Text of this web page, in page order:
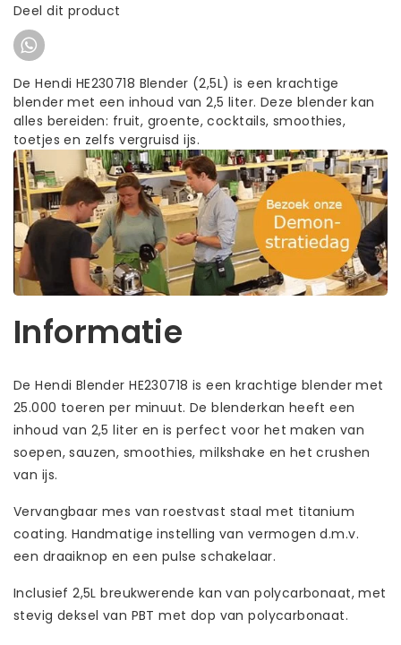
Deel dit product
De Hendi HE230718 Blender (2,5L) is een krachtige
blender met een inhoud van 2,5 liter. Deze blender kan
alles bereiden: fruit, groente, cocktails, smoothies,
toetjes en zelfs vergruisd ijs.
Informatie
De Hendi Blender HE230718 is een krachtige blender met
25.000 toeren per minuut. De blenderkan heeft een
inhoud van 2,5 liter en is perfect voor het maken van
soepen, sauzen, smoothies, milkshake en het crushen
van ijs.
Vervangbaar mes van roestvast staal met titanium
coating. Handmatige instelling van vermogen d.m.v.
een draaiknop en een pulse schakelaar.
Inclusief 2,5L breukwerende kan van polycarbonaat, met
stevig deksel van PBT met dop van polycarbonaat.